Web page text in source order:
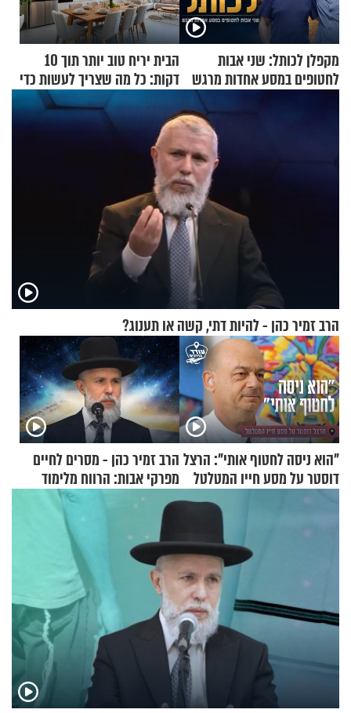
מקפלן לכותל: שני אבות
לחטופים במסע אחדות מרגש
הבית יריח טוב יותר תוך 10
דקות: כל מה שצריך לעשות כדי
לרענן את הבית
הרב זמיר כהן - להיות דתי, קשה או תענוג?
"הוא ניסה לחטוף אותי": הרצל
דוסטר על מסע חייו המטלטל
הרב זמיר כהן - מסרים לחיים
מפרקי אבות: הרווח מלימוד
התורה